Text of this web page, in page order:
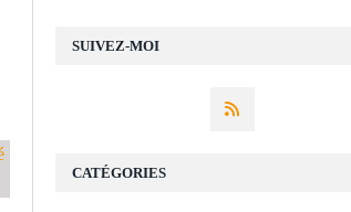
SUIVEZ-MOI
CATÉGORIES